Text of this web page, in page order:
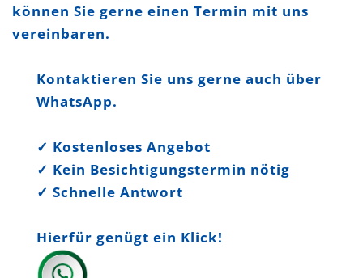
können Sie gerne einen Termin mit uns
vereinbaren.
Kontaktieren Sie uns gerne auch über
WhatsApp.
✓ Kostenloses Angebot
✓ Kein Besichtigungstermin nötig
✓ Schnelle Antwort
Hierfür genügt ein Klick!